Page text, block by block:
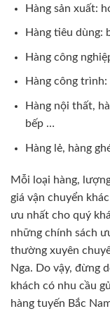
Hàng sản xuất:
Hàng tiêu dùng:
Hàng công
Hàng công
Hàng nội thất,
bếp …
Hàng lẻ, hàng
Mỗi loại hàng,
giá vận chuyển
ưu nhất cho quý
những chính sách
thường xuyên
Nga. Do vậy, đừng
khách có nhu cầu
hàng tuyến Bắc